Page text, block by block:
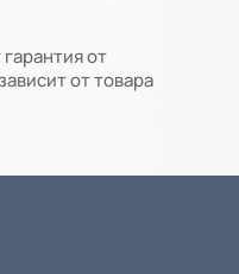
от
от товара